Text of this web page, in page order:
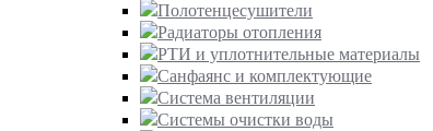
Полотенцесушители
Радиаторы отопления
РТИ и уплотнительные материалы
Санфаянс и комплектующие
Система вентиляции
Системы очистки воды